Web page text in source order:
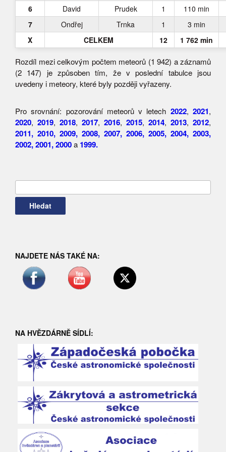
6
David Prudek 1
110 min
7
Ondřej Trnka 1
3 min
X
CELKEM 12 1 762 min
Rozdíl mezi celkovým počtem meteorů (1 942) a záznamů
(2 147) je způsoben tím, že v poslední tabulce jsou
uvedeny i meteory, které byly později vyřazeny.
Pro srovnání: pozorování meteorů v letech 2022,2021,
2020, 2019, 2018, 2017, 2016, 2015, 2014, 2013, 2012,
2011, 2010, 2009, 2008, 2007, 2006, 2005, 2004, 2003,
2002,2001,2000a 1999.
NAJDETE NÁS TAKÉ NA:
NA HVĚZDÁRNĚ SÍDLÍ: